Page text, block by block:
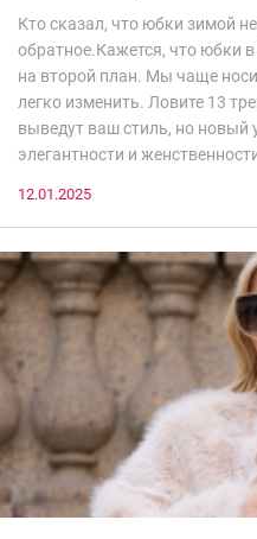
Кто сказал, что юбки зимой
обратное.Кажется, что юбки
на второй план. Мы чаще
легко изменить. Ловите 13
выведут ваш стиль, но новый
элегантности и
12.01.2025